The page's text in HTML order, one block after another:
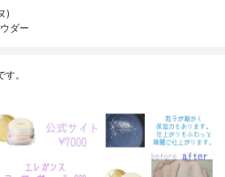
)
ダー
。